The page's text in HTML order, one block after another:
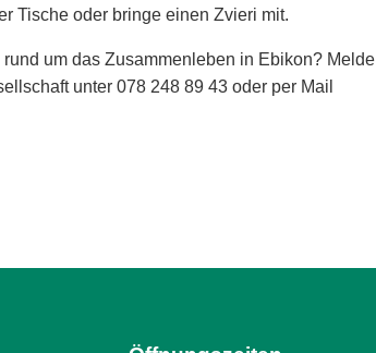
Tische oder bringe einen Zvieri mit.
um das Zusammenleben in Ebikon? Melde
unter 078 248 89 43 oder per Mail